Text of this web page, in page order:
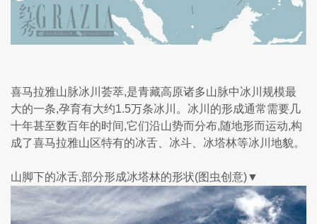
喜马拉雅山脉冰川荟萃,是青藏高原诸多山脉中冰川规模最
大的一条,孕育有大约1.5万条冰川。冰川的形成通常需要几
十年甚至数百年的时间,它们沿山势而分布,随地形而运动,构
成了喜马拉雅山区特有的冰舌、冰斗、冰塔林等冰川地貌。
山脚下的冰舌,部分形成冰塔林的形状(图虫创意)▼